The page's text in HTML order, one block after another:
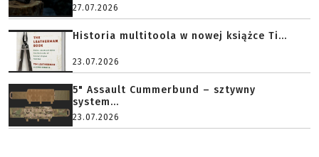
27.07.2026
Historia multitoola w nowej książce Ti...
23.07.2026
5" Assault Cummerbund – sztywny
system...
23.07.2026